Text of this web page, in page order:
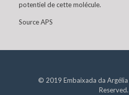
potentiel de cette molécule.
Source APS
© 2019 Embaixada da Argélia
Reserved.